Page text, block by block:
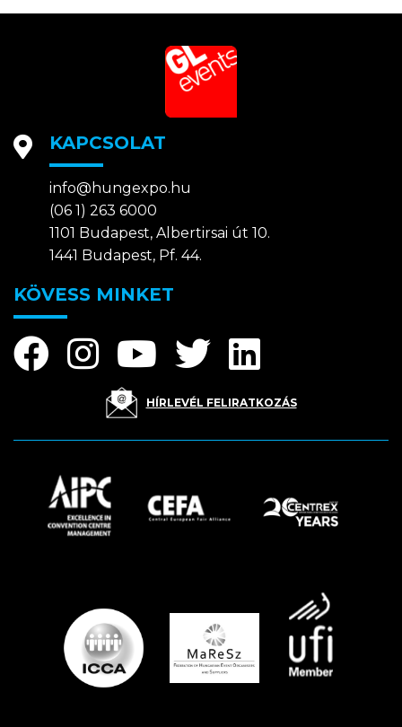
KAPCSOLAT
info@hungexpo.hu
(06 1) 263 6000
1101 Budapest, Albertirsai út 10.
1441 Budapest, Pf. 44.
KÖVESS MINKET
HÍRLEVÉL FELIRATKOZÁS